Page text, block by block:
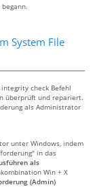
System File
check Befehl
überprüft und repariert.
als Administrator
unter Windows, indem
in das
als
Win + X
(Admin)